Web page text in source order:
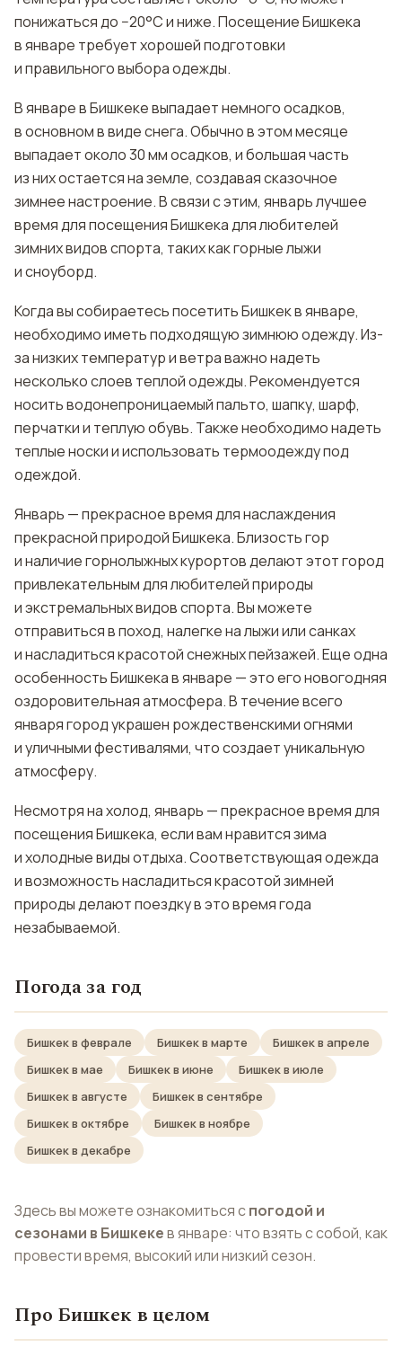
понижаться до −20°C и ниже. Посещение Бишкека
в январе требует хорошей подготовки
и правильного выбора одежды.
В январе в Бишкеке выпадает немного осадков,
в основном в виде снега. Обычно в этом месяце
выпадает около 30 мм осадков, и большая часть
из них остается на земле, создавая сказочное
зимнее настроение. В связи с этим, январь лучшее
время для посещения Бишкека для любителей
зимних видов спорта, таких как горные лыжи
и сноуборд.
Когда вы собираетесь посетить Бишкек в январе,
необходимо иметь подходящую зимнюю одежду. Из-
за низких температур и ветра важно надеть
несколько слоев теплой одежды. Рекомендуется
носить водонепроницаемый пальто, шапку, шарф,
перчатки и теплую обувь. Также необходимо надеть
теплые носки и использовать термоодежду под
одеждой.
Январь — прекрасное время для наслаждения
прекрасной природой Бишкека. Близость гор
и наличие горнолыжных курортов делают этот город
привлекательным для любителей природы
и экстремальных видов спорта. Вы можете
отправиться в поход, налегке на лыжи или санках
и насладиться красотой снежных пейзажей. Еще одна
особенность Бишкека в январе — это его новогодняя
оздоровительная атмосфера. В течение всего
января город украшен рождественскими огнями
и уличными фестивалями, что создает уникальную
атмосферу.
Несмотря на холод, январь — прекрасное время для
посещения Бишкека, если вам нравится зима
и холодные виды отдыха. Соответствующая одежда
и возможность насладиться красотой зимней
природы делают поездку в это время года
незабываемой.
Погода за год
Бишкек в феврале Бишкек в марте
Бишкек в апреле
Бишкек в мае
Бишкек в июне
Бишкек в июле
Бишкек в августе
Бишкек в сентябре
Бишкек в октябре
Бишкек в ноябре
Бишкек в декабре
Здесь вы можете ознакомиться спогодой и
сезонами в Бишкекев январе: что взять с собой, как
провести время, высокий или низкий сезон.
Про Бишкек в целом